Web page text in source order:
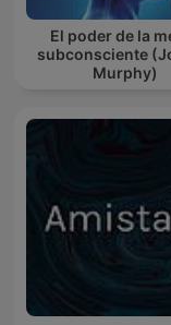
El poder de la
subconsciente
Murphy)